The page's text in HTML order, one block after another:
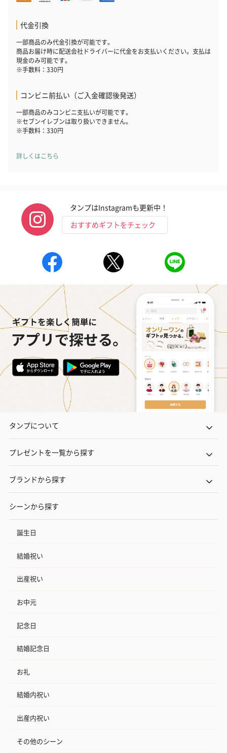
代金引換
一部商品のみ代金引換が可能です。
商品お届け時に配送会社ドライバーに代金をお支払いください。支払は
現金のみ可能です。
※手数料：330円
コンビニ前払い（ご入金確認後発送）
一部商品のみコンビニ支払いが可能です。
※セブンイレブンは取り扱いできません。
※手数料：330円
詳しくはこちら
タンプはInstagramも更新中！
おすすめギフトをチェック
タンプについて
プレゼントを一覧から探す
ブランドから探す
シーンから探す
誕生日
結婚祝い
出産祝い
お中元
記念日
結婚記念日
お礼
結婚内祝い
出産内祝い
その他のシーン